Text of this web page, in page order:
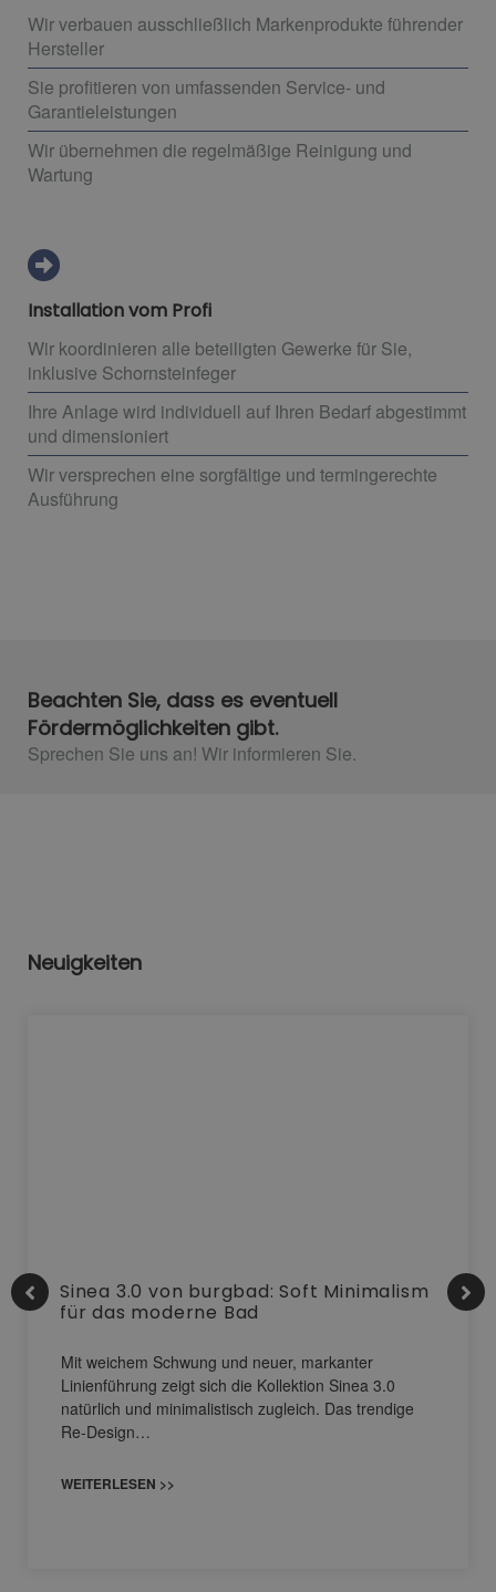
Wir verbauen ausschließlich Markenprodukte führender
Hersteller
Sie profitieren von umfassenden Service- und
Garantieleistungen
Wir übernehmen die regelmäßige Reinigung und
Wartung
Installation vom Profi
Wir koordinieren alle beteiligten Gewerke für Sie,
inklusive Schornsteinfeger
Ihre Anlage wird individuell auf Ihren Bedarf abgestimmt
und dimensioniert
Wir versprechen eine sorgfältige und termingerechte
Ausführung
Beachten Sie, dass es eventuell
Fördermöglichkeiten gibt.
Sprechen Sie uns an! Wir informieren Sie.​
Neuigkeiten
Sinea 3.0 von burgbad: Soft Minimalism
für das moderne Bad
Mit weichem Schwung und neuer, markanter
Linienführung zeigt sich die Kollektion Sinea 3.0
natürlich und minimalistisch zugleich. Das trendige
Re-Design…
WEITERLESEN >>